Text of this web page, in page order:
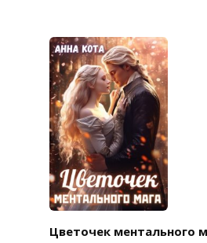
Цветочек ментального